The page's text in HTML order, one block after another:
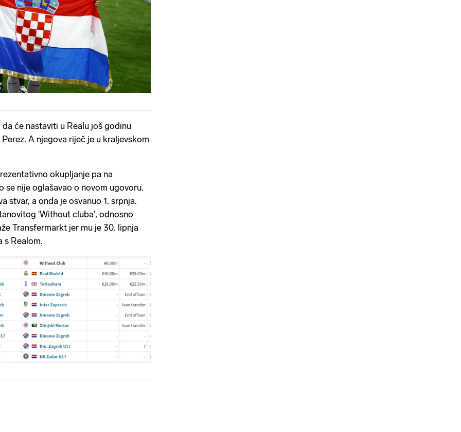
će nastaviti u Realu još godinu
A njegova riječ je u kraljevskom
okupljanje pa na
se nije oglašavao o novom ugovoru.
stvar, a onda je osvanuo 1. srpnja.
'Without cluba', odnosno
Transfermarkt jer mu je 30. lipnja
s Realom.